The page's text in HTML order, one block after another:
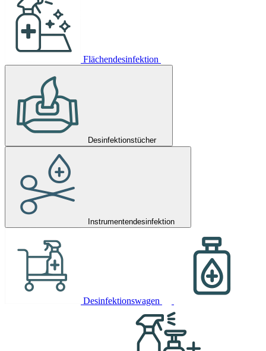
Flächendesinfektion
Desinfektionstücher
Instrumentendesinfektion
Desinfektionswagen